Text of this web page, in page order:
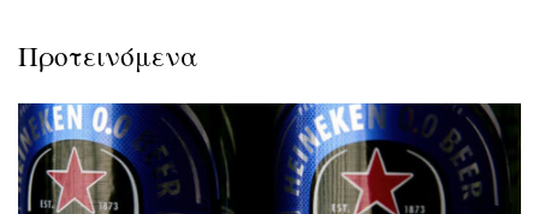
Προτεινόμενα